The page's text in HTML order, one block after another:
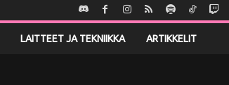
LAITTEET JA TEKNIIKKA ARTIKKELIT